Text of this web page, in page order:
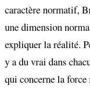
caractère normatif,
une dimension
expliquer la réalité.
y a du vrai dans
qui concerne la